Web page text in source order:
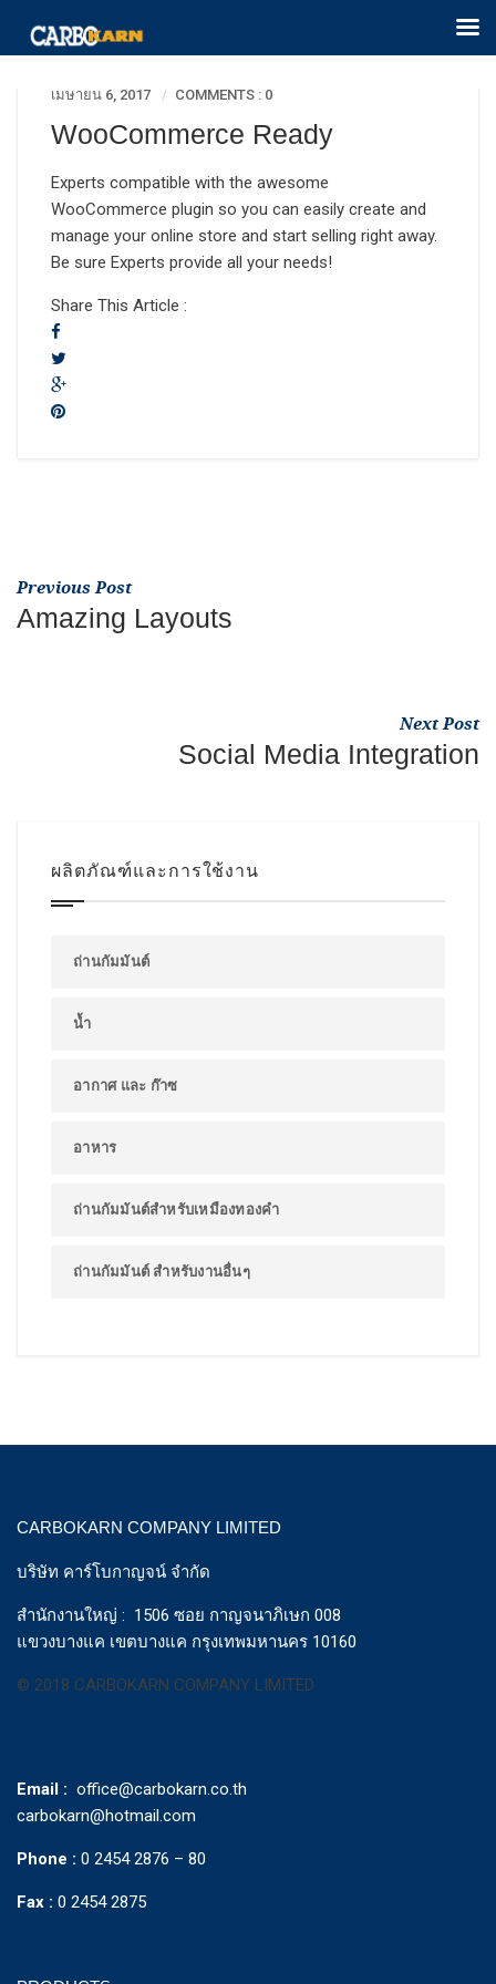
เมษายน 6, 2017 COMMENTS : 0
WooCommerce Ready
Experts compatible with the awesome
WooCommerce plugin so you can easily create and
manage your online store and start selling right away.
Be sure Experts provide all your needs!
Share This Article :
Previous Post
Amazing Layouts
Next Post
Social Media Integration
ผลิตภัณฑ์และการใช้งาน
ถ่านกัมมันต์
น้ำ
อากาศ และ ก๊าซ
อาหาร
ถ่านกัมมันต์สำหรับเหมืองทองคำ
ถ่านกัมมันต์ สำหรับงานอื่นๆ
CARBOKARN COMPANY LIMITED
บริษัท คาร์โบกาญจน์ จำกัด
สำนักงานใหญ่ : 1506 ซอย กาญจนาภิเษก 008
แขวงบางแค เขตบางแค กรุงเทพมหานคร 10160
© 2018 CARBOKARN COMPANY LIMITED
Email : office@carbokarn.co.th
carbokarn@hotmail.com
Phone : 0 2454 2876 – 80
Fax : 0 2454 2875